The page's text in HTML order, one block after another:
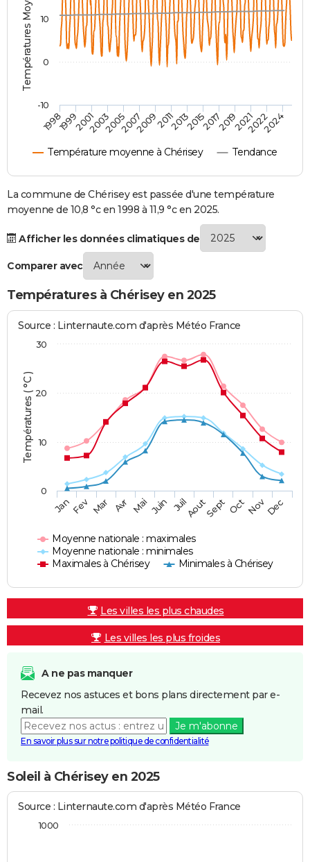
Destinations
City break
Voyage nature
Voyage de noces
Forum
Climat
PHOTO
GUIDES D'ACHAT
BONS PLANS
CARTE DE VOEUX
Carte de Noël
Carte Bonne année
Carte Saint-Valentin
Carte Pâques
Carte d'anniversaire
DICTIONNAIRE
Dictionnaire
Biographies
Citations
Expressions
Proverbes
PROGRAMME TV
S'inscrire
Se connecter
Lycées
Collèges
Primaires
Universités
Entreprises
Service militaire
Avis de recherche
AVIS DE DÉCÈS
FORUM
Bricolage
Lifestyle
Culture
Sport
Auto
Television
Voyage
Cinema
Température moyenne à Chérisey Tendance
199819992001200320052007200920112013201520172019202120222024
-10
0
10
La commune de Chérisey est passée d'une température
moyenne de 10,8 °c en 1998 à 11,9 °c en 2025.
Afficher les données climatiques de
Comparer avec
Températures à Chérisey en 2025
Températures ( °C )
Source : Linternaute.com d'après Météo France
Moyenne nationale : maximales
Moyenne nationale : minimales
Maximales à Chérisey
Minimales à Chérisey
JanFev Mar Avr Mai Juin JuilAoutSept OctNovDec
0
10
20
30
Les villes les plus chaudes
Les villes les plus froides
A ne pas manquer
Recevez nos astuces et bons plans directement par e-
mail.
Je m'abonne
En savoir plus sur notre politique de confidentialité
Soleil à Chérisey en 2025
Source : Linternaute.com d'après Météo France
1000